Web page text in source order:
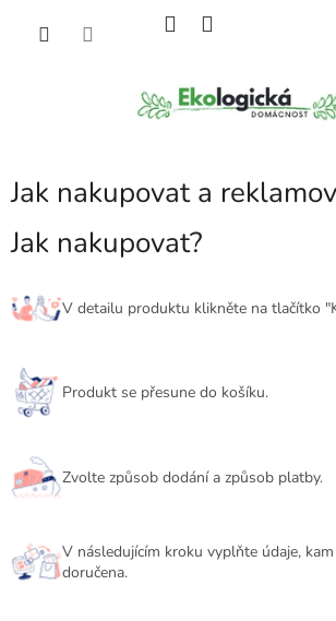
Jak nakupovat a
Jak nakupovat?
V detailu produktu klikněte na tlačítko
Produkt se přesune do košíku.
Zvolte způsob dodání a způsob platby.
V následujícím kroku vyplňte údaje,
doručena.